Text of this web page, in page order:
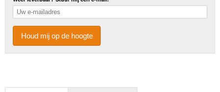
Houd mij op de hoogte